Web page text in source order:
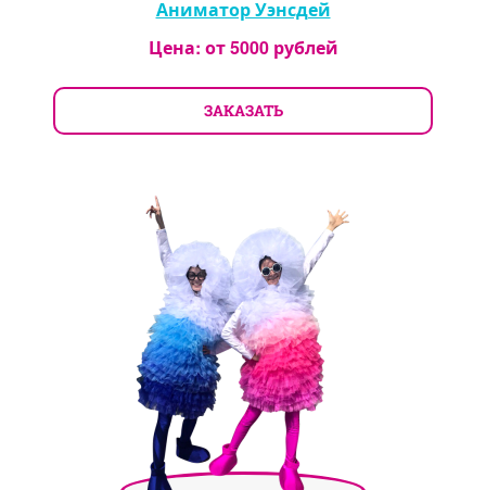
Аниматор Уэнсдей
Цена: от5000рублей
ЗАКАЗАТЬ